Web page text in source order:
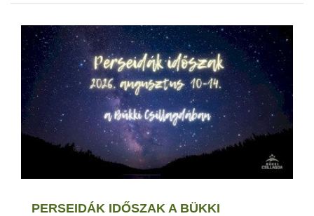
PERSEIDÁK IDŐSZAK A BÜKKI